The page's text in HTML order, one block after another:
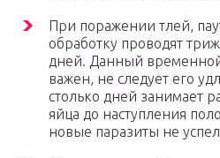
При поражении тлей,
обработку проводят
дней. Данный
важен, не следует его
столько дней занимает
яйца до наступления
новые паразиты не